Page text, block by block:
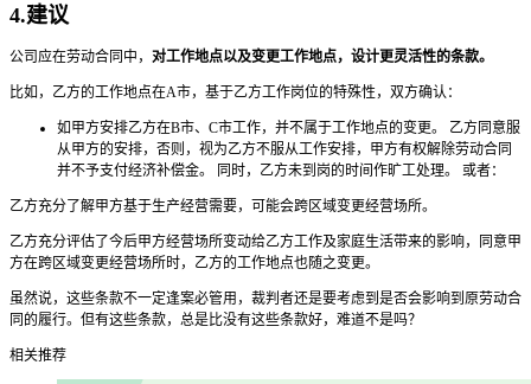
4.建议
公司应在劳动合同中， 对工作地点以及变更工作地点，设计更灵活性的条款。
比如，乙方的工作地点在A市，基于乙方工作岗位的特殊性，双方确认：
如甲方安排乙方在B市、C市工作，并不属于工作地点的变更。 乙方同意服
从甲方的安排，否则，视为乙方不服从工作安排，甲方有权解除劳动合同
并不予支付经济补偿金。 同时，乙方未到岗的时间作旷工处理。 或者：
乙方充分了解甲方基于生产经营需要，可能会跨区域变更经营场所。
乙方充分评估了今后甲方经营场所变动给乙方工作及家庭生活带来的影响，同意甲
方在跨区域变更经营场所时，乙方的工作地点也随之变更。
虽然说，这些条款不一定逢案必管用，裁判者还是要考虑到是否会影响到原劳动合
同的履行。但有这些条款，总是比没有这些条款好，难道不是吗？
相关推荐